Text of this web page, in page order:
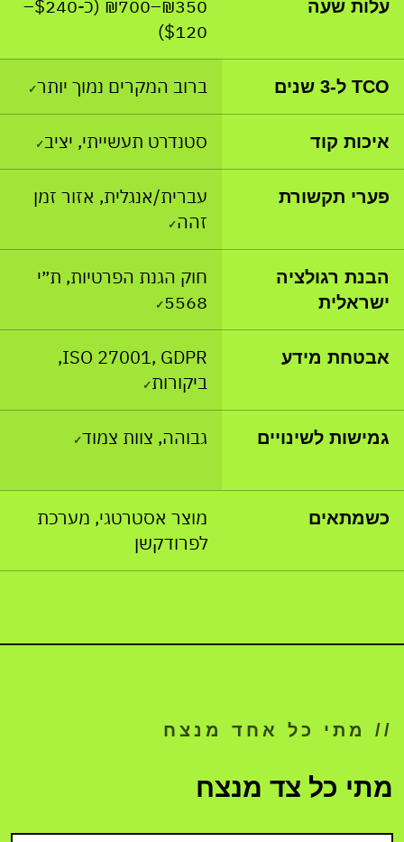
עלות שעה
₪350–₪700 (כ-$240–
$120)
TCO ל-3 שנים ברוב המקרים נמוך יותר✓
איכות קוד סטנדרט תעשייתי, יציב✓
פערי תקשורת
עברית/אנגלית, אזור זמן
זהה✓
הבנת רגולציה
ישראלית
חוק הגנת הפרטיות, ת״י
5568
✓
אבטחת מידע
ISO 27001, GDPR,
ביקורות✓
גמישות לשינויים גבוהה, צוות צמוד✓
כשמתאים
מוצר אסטרטגי, מערכת
לפרודקשן
// מתי כל אחד מנצח
מתי כל צד מנצח